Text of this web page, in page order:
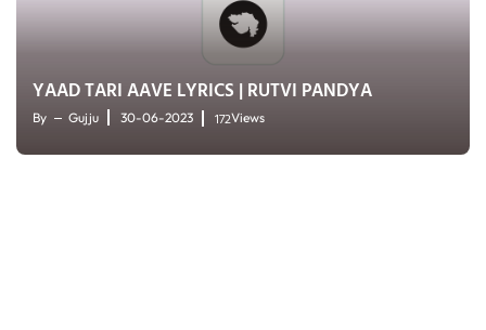
YAAD TARI AAVE LYRICS | RUTVI PANDYA
By Gujju 30-06-2023 172Views